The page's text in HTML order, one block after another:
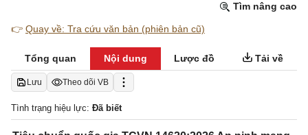
Tìm nâng cao
👉 Quay về: Tra cứu văn bản (phiên bản cũ)
Tổng quan Nội dung Lược đồ Tải về
Lưu Theo dõi VB
Tình trạng hiệu lực: Đã biết